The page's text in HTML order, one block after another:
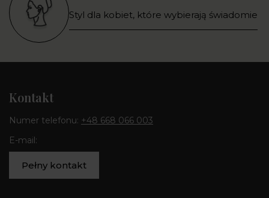
Styl dla kobiet, które wybierają świadomie
Kontakt
Numer telefonu: +48 668 066 003
E-mail:
Pełny kontakt